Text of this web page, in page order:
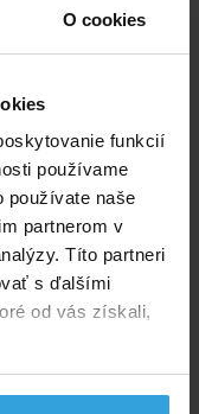
O cookies
funkcií
používame
používate naše
partnerom v
Títo partneri
s ďalšími
od vás získali,
Do košíka